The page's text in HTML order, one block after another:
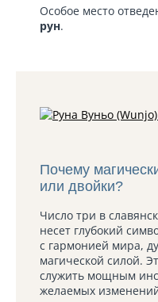
Особое место
рун.
Почему
или двойки?
Число три в
несет глубокий
с гармонией мира,
магической силой.
служить мощным
желаемых